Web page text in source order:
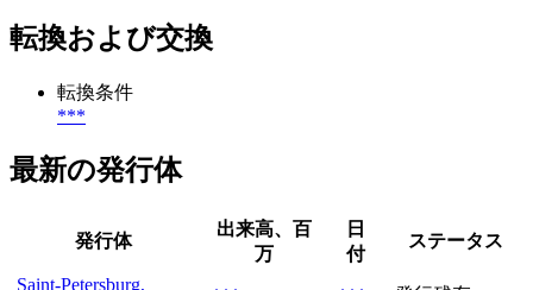
転換および交換
転換条件
***
最新の発行体
発行体
出来高、百
万
日
付
ステータス
Saint-Petersburg,